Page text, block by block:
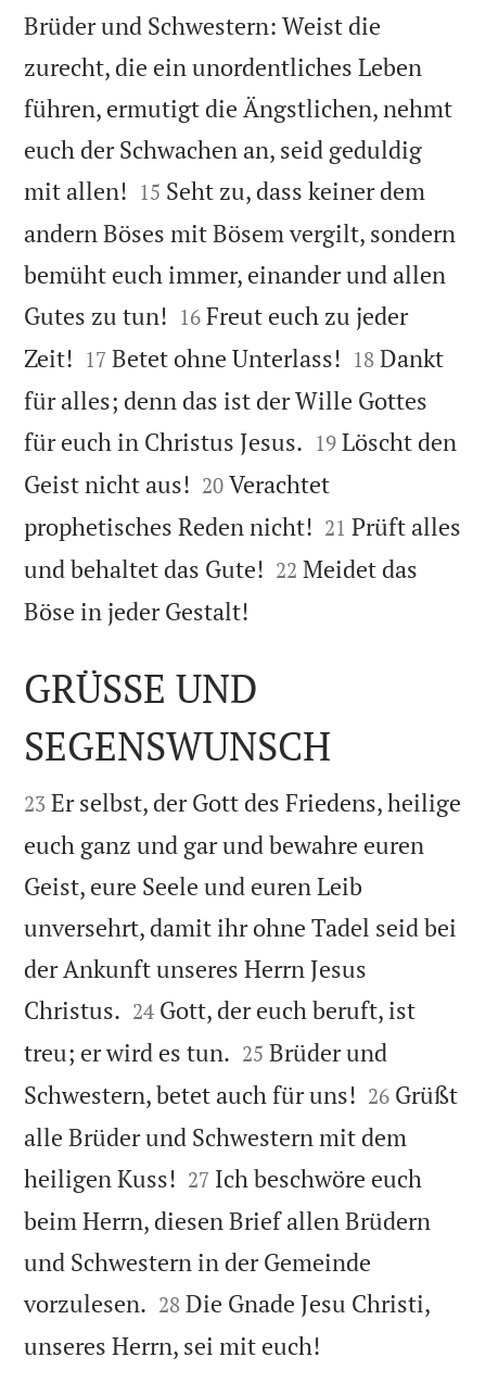
Brüder und Schwestern: Weist die
zurecht, die ein unordentliches Leben
führen, ermutigt die Ängstlichen, nehmt
euch der Schwachen an, seid geduldig
mit allen! 

15 Seht zu, dass keiner dem
andern Böses mit Bösem vergilt, sondern
bemüht euch immer, einander und allen
Gutes zu tun! 

16 Freut euch zu jeder
Zeit! 

17 Betet ohne Unterlass! 

18 Dankt
für alles; denn das ist der Wille Gottes
für euch in Christus Jesus. 

19 Löscht den
Geist nicht aus! 

20 Verachtet
prophetisches Reden nicht! 

21 Prüft alles
und behaltet das Gute! 

22 Meidet das
Böse in jeder Gestalt!

GRÜSSE UND
SEGENSWUNSCH

23 Er selbst, der Gott des Friedens, heilige
euch ganz und gar und bewahre euren
Geist, eure Seele und euren Leib
unversehrt, damit ihr ohne Tadel seid bei
der Ankunft unseres Herrn Jesus
Christus. 

24 Gott, der euch beruft, ist
treu; er wird es tun. 

25 Brüder und
Schwestern, betet auch für uns! 

26 Grüßt
alle Brüder und Schwestern mit dem
heiligen Kuss! 

27 Ich beschwöre euch
beim Herrn, diesen Brief allen Brüdern
und Schwestern in der Gemeinde
vorzulesen. 

28 Die Gnade Jesu Christi,
unseres Herrn, sei mit euch!